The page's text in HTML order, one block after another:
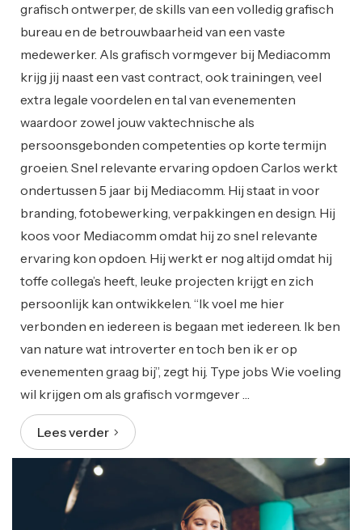
grafisch ontwerper, de skills van een volledig grafisch
bureau en de betrouwbaarheid van een vaste
medewerker. Als grafisch vormgever bij Mediacomm
krijg jij naast een vast contract, ook trainingen, veel
extra legale voordelen en tal van evenementen
waardoor zowel jouw vaktechnische als
persoonsgebonden competenties op korte termijn
groeien. Snel relevante ervaring opdoen Carlos werkt
ondertussen 5 jaar bij Mediacomm. Hij staat in voor
branding, fotobewerking, verpakkingen en design. Hij
koos voor Mediacomm omdat hij zo snel relevante
ervaring kon opdoen. Hij werkt er nog altijd omdat hij
toffe collega’s heeft, leuke projecten krijgt en zich
persoonlijk kan ontwikkelen. “Ik voel me hier
verbonden en iedereen is begaan met iedereen. Ik ben
van nature wat introverter en toch ben ik er op
evenementen graag bij”, zegt hij. Type jobs Wie voeling
wil krijgen om als grafisch vormgever …
Lees verder